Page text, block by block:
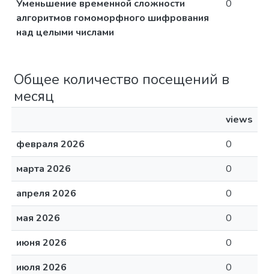
Уменьшение временной сложности
алгоритмов гомоморфного шифрования
над целыми числами
0
Общее количество посещений в
месяц
views
февраля 2026
0
марта 2026
0
апреля 2026
0
мая 2026
0
июня 2026
0
июля 2026
0